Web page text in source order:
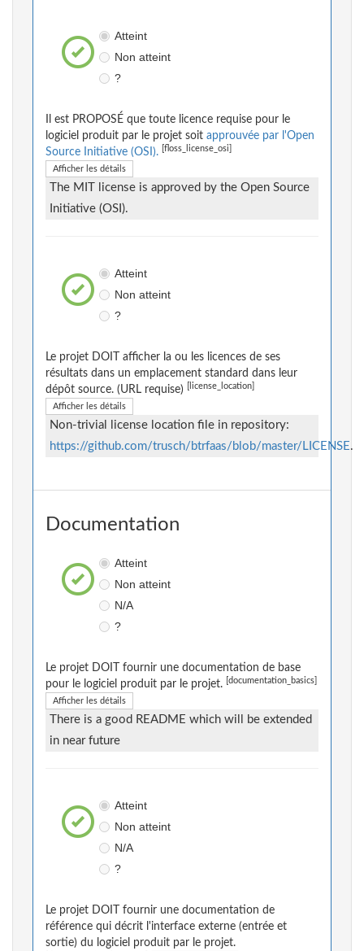
Atteint
Non atteint
?
Il est PROPOSÉ que toute licence requise pour le
logiciel produit par le projet soit approuvée par l'Open
Source Initiative (OSI).
[floss_license_osi]
Afficher les détails
The MIT license is approved by the Open Source
Initiative (OSI).
Atteint
Non atteint
?
Le projet DOIT afficher la ou les licences de ses
résultats dans un emplacement standard dans leur
dépôt source. (URL requise)
[license_location]
Afficher les détails
Non-trivial license location file in repository:
https://github.com/trusch/btrfaas/blob/master/LICENSE.
Documentation
Atteint
Non atteint
N/A
?
Le projet DOIT fournir une documentation de base
pour le logiciel produit par le projet.
[documentation_basics]
Afficher les détails
There is a good README which will be extended
in near future
Atteint
Non atteint
N/A
?
Le projet DOIT fournir une documentation de
référence qui décrit l'interface externe (entrée et
sortie) du logiciel produit par le projet.